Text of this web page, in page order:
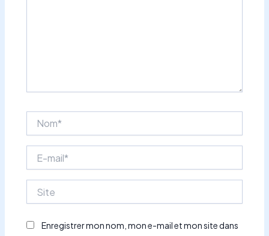
mail*
Enregistrer mon nom, mon e-mail et mon site dans